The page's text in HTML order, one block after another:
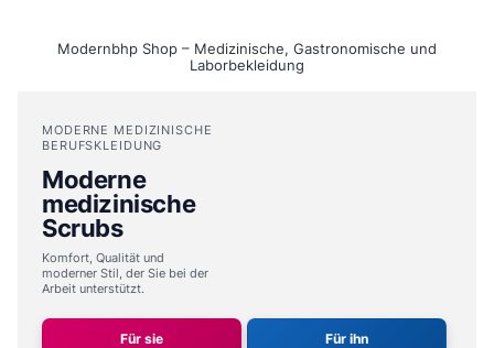
Modernbhp Shop – Medizinische, Gastronomische und
Laborbekleidung
MODERNE MEDIZINISCHE
BERUFSKLEIDUNG
Moderne
medizinische
Scrubs
Komfort, Qualität und
moderner Stil, der Sie bei der
Arbeit unterstützt.
Für sie Für ihn